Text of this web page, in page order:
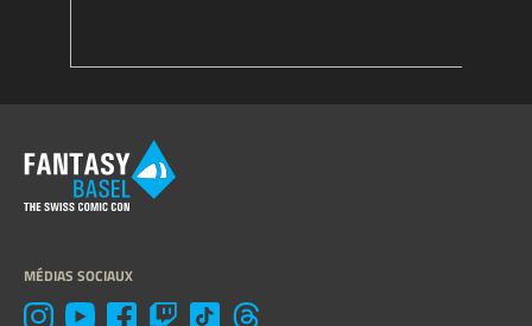
MÉDIAS SOCIAUX